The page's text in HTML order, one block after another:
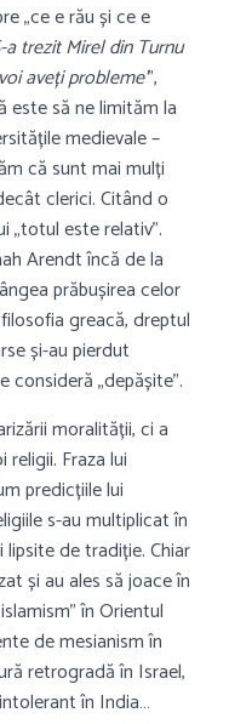
„ce e rău și ce e
a trezit Mirel din Turnu
aveți probleme’”,
este să ne limităm la
medievale –
că sunt mai mulți
clerici. Citând o
„totul este relativ”.
Arendt încă de la
prăbușirea celor
greacă, dreptul
și-au pierdut
„depășite”.
moralității, ci a
Fraza lui
predicțiile lui
s-au multiplicat în
de tradiție. Chiar
și au ales să joace în
în Orientul
de mesianism în
retrogradă în Israel,
în India…